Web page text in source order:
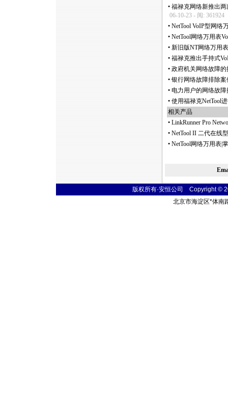
• 福禄克网络新推出两
06-10-23 - 阅: 361924
• NetTool VoIP型网络
• NetTool网络万用表
• 新旧版NT网络万用
• 福禄克推出手持式
• 政府机关网络故障
• 银行网络故障排除案
• 电力用户的网络故障
• 使用福禄克NetTool
相关产品
• LinkRunner Pro
• NetTool II 二代在线
• NetTool网络万用表|
版权所有·安恒公司 Copyright ©
北京市海淀区*体南